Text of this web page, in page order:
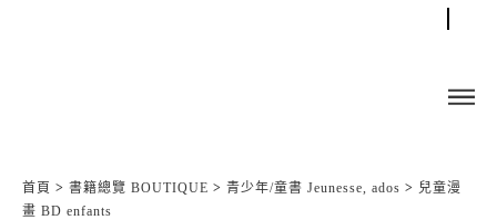
首頁 > 書籍總覽 BOUTIQUE > 青少年/童書 Jeunesse, ados > 兒童漫
畫 BD enfants